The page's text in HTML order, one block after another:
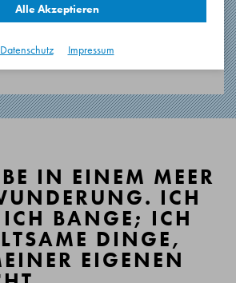
IN EINEM MEER
ICH
BANGE; ICH
DINGE,
EIGENEN
Alle Akzeptieren
Datenschutz Impressum